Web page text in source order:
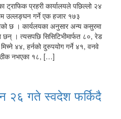
ट्राफिक प्रहरी कार्यालयले पछिल्लो २४
उल्लङ्घन गर्ने एक हजार १७३
छ । कार्यलयका अनुसार अन्य कसुरमा
छन् । त्यसपछि सिसिटिभीमार्फत ८०, रेड
४४, हर्नको दुरुपयोग गर्ने ४१, वनवे
नभएका १८, […]
२६ गते स्वदेश फर्किदै